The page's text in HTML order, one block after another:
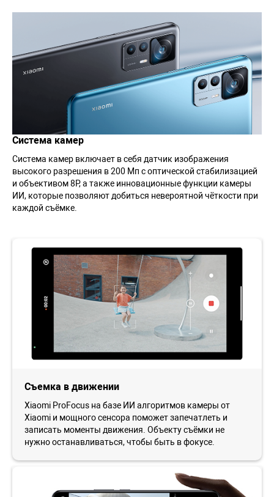
Система камер
Система камер включает в себя датчик изображения
высокого разрешения в 200 Мп с оптической стабилизацией
и объективом 8P, а также инновационные функции камеры
ИИ, которые позволяют добиться невероятной чёткости при
каждой съёмке.
Съемка в движении
Xiaomi ProFocus на базе ИИ алгоритмов камеры от
Xiaomi и мощного сенсора поможет запечатлеть и
записать моменты движения. Объекту съёмки не
нужно останавливаться, чтобы быть в фокусе.